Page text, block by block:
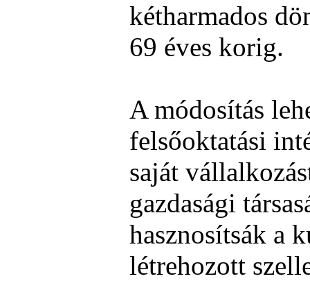
kétharmados
69 éves korig.
A módosítás
felsőoktatási
saját
gazdasági
hasznosítsák a
létrehozott